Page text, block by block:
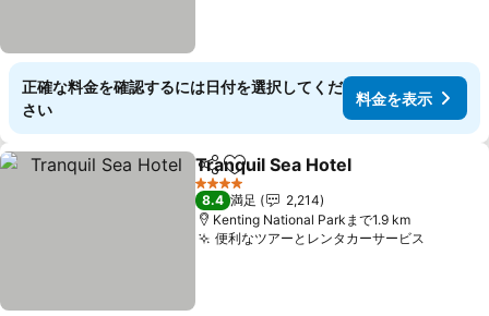
正確な料金を確認するには日付を選択してくだ
さい
料金を表示
シェアお気に入りに追加
Tranquil Sea Hotel
4 ホテルのランク
8.4 満足
2,214
Kenting National Parkまで1.9 km
便利なツアーとレンタカーサービス